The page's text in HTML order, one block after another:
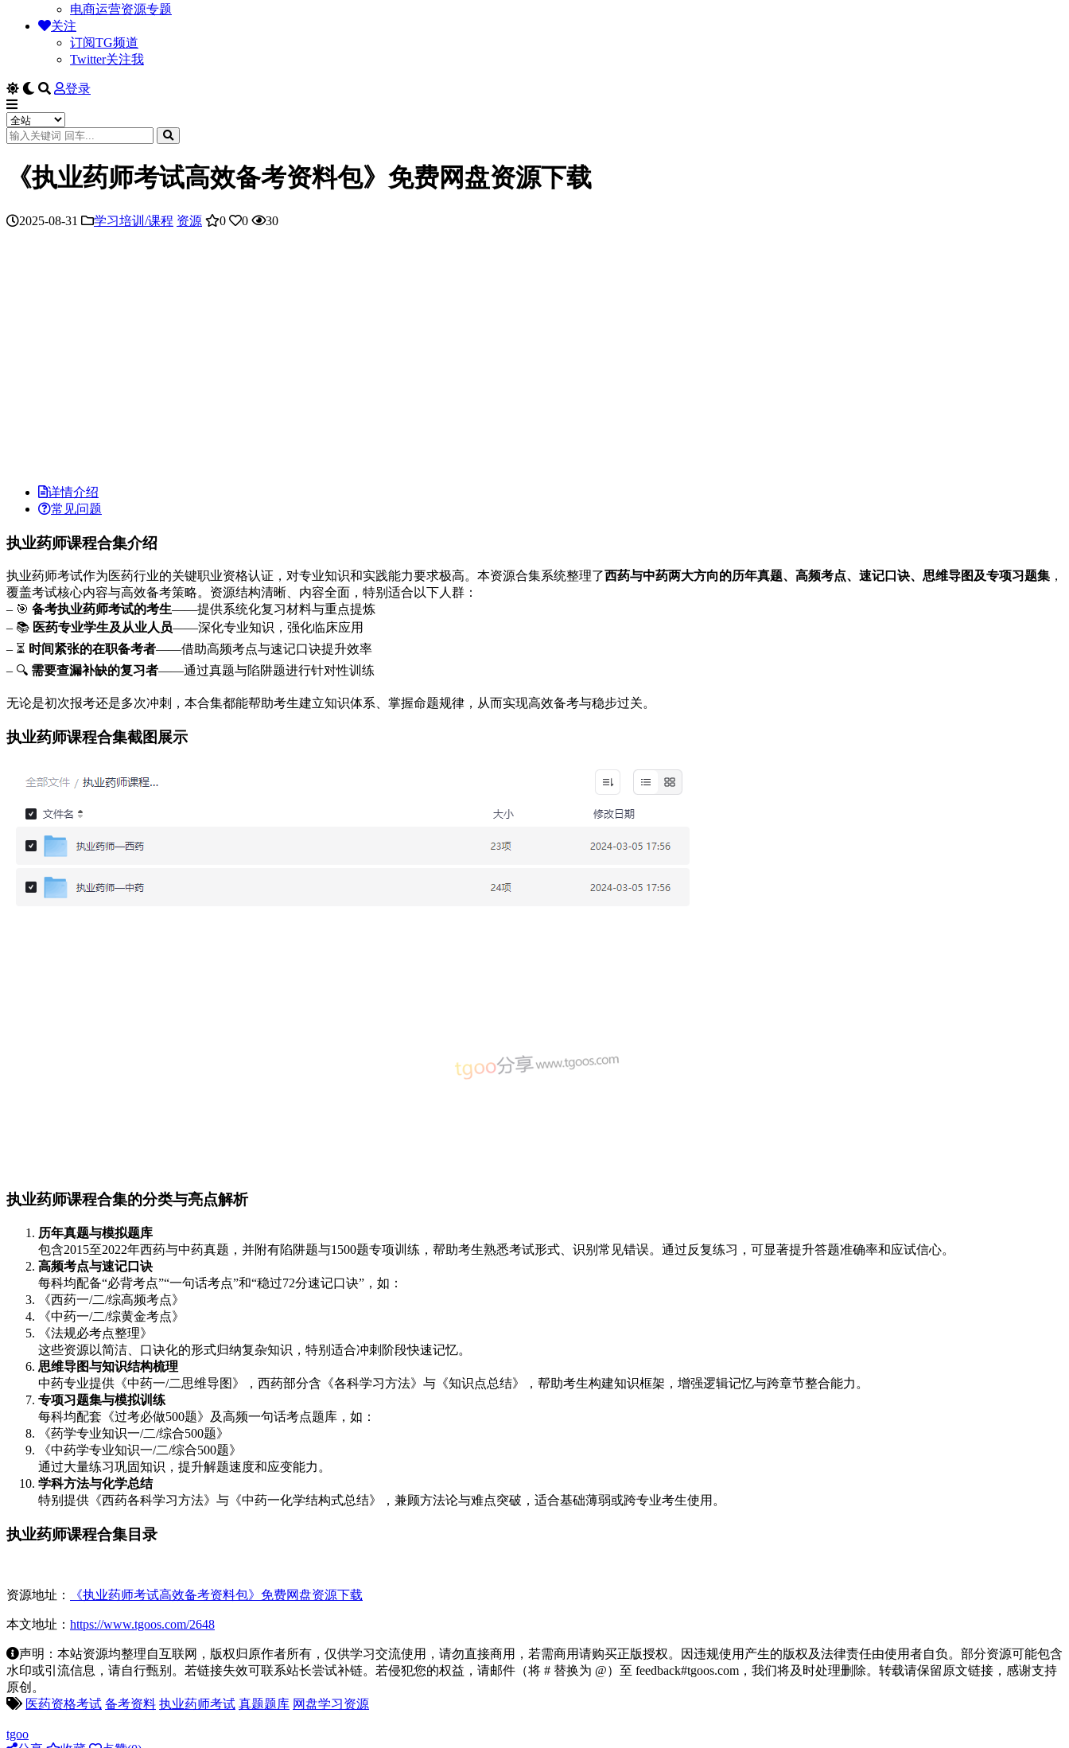
电商运营资源专题
关注
订阅TG频道
Twitter关注我
登录
《执业药师考试高效备考资料包》免费网盘资源下载
2025-08-31 学习培训/课程 资源 0 0 30
详情介绍
常见问题
执业药师课程合集介绍
执业药师考试作为医药行业的关键职业资格认证，对专业知识和实践能力要求极高。本资源合集系统整理了西药与中药两大方向的历年真题、高频考点、速记口诀、思维导图及专项习题集 ，
覆盖考试核心内容与高效备考策略。资源结构清晰、内容全面，特别适合以下人群：
– 🎯 备考执业药师考试的考生——提供系统化复习材料与重点提炼
– 📚 医药专业学生及从业人员——深化专业知识，强化临床应用
– ⏳ 时间紧张的在职备考者——借助高频考点与速记口诀提升效率
– 🔍 需要查漏补缺的复习者——通过真题与陷阱题进行针对性训练
无论是初次报考还是多次冲刺，本合集都能帮助考生建立知识体系、掌握命题规律，从而实现高效备考与稳步过关。
执业药师课程合集截图展示
执业药师课程合集的分类与亮点解析
历年真题与模拟题库
包含2015至2022年西药与中药真题，并附有陷阱题与1500题专项训练，帮助考生熟悉考试形式、识别常见错误。通过反复练习，可显著提升答题准确率和应试信心。
高频考点与速记口诀
每科均配备“必背考点”“一句话考点”和“稳过72分速记口诀”，如：
《西药一/二/综高频考点》
《中药一/二/综黄金考点》
《法规必考点整理》
这些资源以简洁、口诀化的形式归纳复杂知识，特别适合冲刺阶段快速记忆。
思维导图与知识结构梳理
中药专业提供《中药一/二思维导图》，西药部分含《各科学习方法》与《知识点总结》，帮助考生构建知识框架，增强逻辑记忆与跨章节整合能力。
专项习题集与模拟训练
每科均配套《过考必做500题》及高频一句话考点题库，如：
《药学专业知识一/二/综合500题》
《中药学专业知识一/二/综合500题》
通过大量练习巩固知识，提升解题速度和应变能力。
学科方法与化学总结
特别提供《西药各科学习方法》与《中药一化学结构式总结》，兼顾方法论与难点突破，适合基础薄弱或跨专业考生使用。
执业药师课程合集目录
资源地址： 《执业药师考试高效备考资料包》免费网盘资源下载
本文地址： https://www.tgoos.com/2648
声明：本站资源均整理自互联网，版权归原作者所有，仅供学习交流使用，请勿直接商用，若需商用请购买正版授权。因违规使用产生的版权及法律责任由使用者自负。部分资源可能包含
水印或引流信息，请自行甄别。若链接失效可联系站长尝试补链。若侵犯您的权益，请邮件（将 # 替换为 @）至 feedback#tgoos.com，我们将及时处理删除。转载请保留原文链接，感谢支持
原创。
医药资格考试 备考资料 执业药师考试 真题题库 网盘学习资源
tgoo